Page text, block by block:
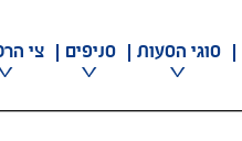
סוגי הסעות סניפים צי